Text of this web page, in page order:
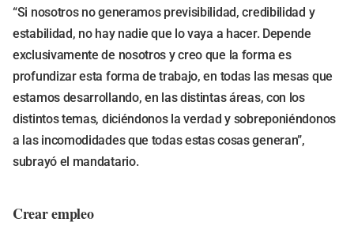
“Si nosotros no generamos previsibilidad, credibilidad y
estabilidad, no hay nadie que lo vaya a hacer. Depende
exclusivamente de nosotros y creo que la forma es
profundizar esta forma de trabajo, en todas las mesas que
estamos desarrollando, en las distintas áreas, con los
distintos temas, diciéndonos la verdad y sobreponiéndonos
a las incomodidades que todas estas cosas generan”,
subrayó el mandatario.
Crear empleo